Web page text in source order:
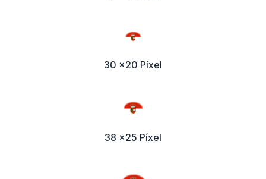
30 x20 Píxel
38 x25 Píxel